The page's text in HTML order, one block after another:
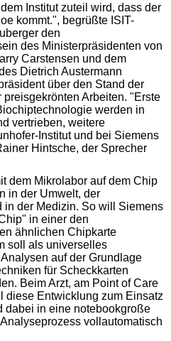
Institut zuteil wird, dass der
kommt.", begrüßte ISIT-
den
des Ministerpräsidenten von
Carstensen und dem
Dietrich Austermann
über den Stand der
Arbeiten. "Erste
werden in
vertrieben, weitere
Institut und bei Siemens
Hintsche, der Sprecher
dem Mikrolabor auf dem Chip
in der Umwelt, der
in der Medizin. So will Siemens
in einer den
ähnlichen Chipkarte
soll als universelles
auf der Grundlage
für Scheckkarten
Beim Arzt, am Point of Care
diese Entwicklung zum Einsatz
dabei in eine notebookgroße
vollautomatisch